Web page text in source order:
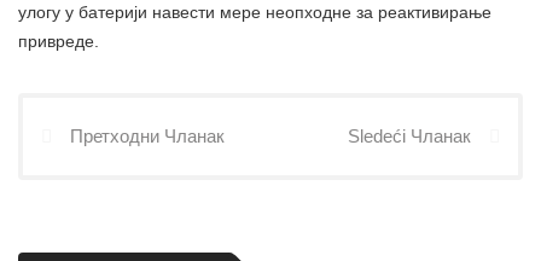
улогу у батерији навести мере неопходне за реактивирање
привреде.
Претходни Чланак Sledeći Чланак